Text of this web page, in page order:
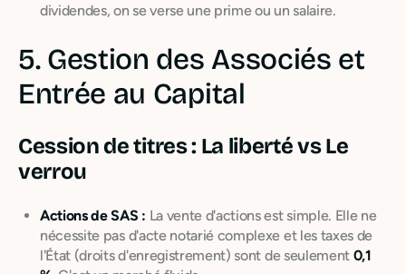
dividendes, on se verse une prime ou un salaire.
5. Gestion des Associés et
Entrée au Capital
Cession de titres : La liberté vs Le
verrou
Actions de SAS : La vente d'actions est simple. Elle ne
nécessite pas d'acte notarié complexe et les taxes de
l'État (droits d'enregistrement) sont de seulement 0,1